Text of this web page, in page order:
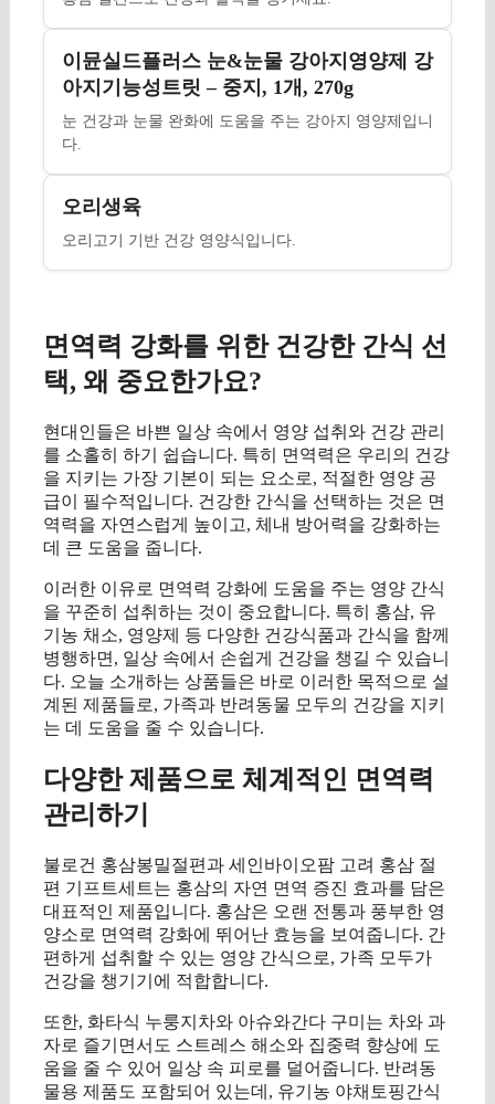
이뮨실드플러스 눈&눈물 강아지영양제 강
아지기능성트릿 – 중지, 1개, 270g
눈 건강과 눈물 완화에 도움을 주는 강아지 영양제입니
다.
오리생육
오리고기 기반 건강 영양식입니다.
면역력 강화를 위한 건강한 간식 선
택, 왜 중요한가요?
현대인들은 바쁜 일상 속에서 영양 섭취와 건강 관리
를 소홀히 하기 쉽습니다. 특히 면역력은 우리의 건강
을 지키는 가장 기본이 되는 요소로, 적절한 영양 공
급이 필수적입니다. 건강한 간식을 선택하는 것은 면
역력을 자연스럽게 높이고, 체내 방어력을 강화하는
데 큰 도움을 줍니다.
이러한 이유로 면역력 강화에 도움을 주는 영양 간식
을 꾸준히 섭취하는 것이 중요합니다. 특히 홍삼, 유
기농 채소, 영양제 등 다양한 건강식품과 간식을 함께
병행하면, 일상 속에서 손쉽게 건강을 챙길 수 있습니
다. 오늘 소개하는 상품들은 바로 이러한 목적으로 설
계된 제품들로, 가족과 반려동물 모두의 건강을 지키
는 데 도움을 줄 수 있습니다.
다양한 제품으로 체계적인 면역력
관리하기
불로건 홍삼봉밀절편과 세인바이오팜 고려 홍삼 절
편 기프트세트는 홍삼의 자연 면역 증진 효과를 담은
대표적인 제품입니다. 홍삼은 오랜 전통과 풍부한 영
양소로 면역력 강화에 뛰어난 효능을 보여줍니다. 간
편하게 섭취할 수 있는 영양 간식으로, 가족 모두가
건강을 챙기기에 적합합니다.
또한, 화타식 누룽지차와 아슈와간다 구미는 차와 과
자로 즐기면서도 스트레스 해소와 집중력 향상에 도
움을 줄 수 있어 일상 속 피로를 덜어줍니다. 반려동
물용 제품도 포함되어 있는데, 유기농 야채토핑간식